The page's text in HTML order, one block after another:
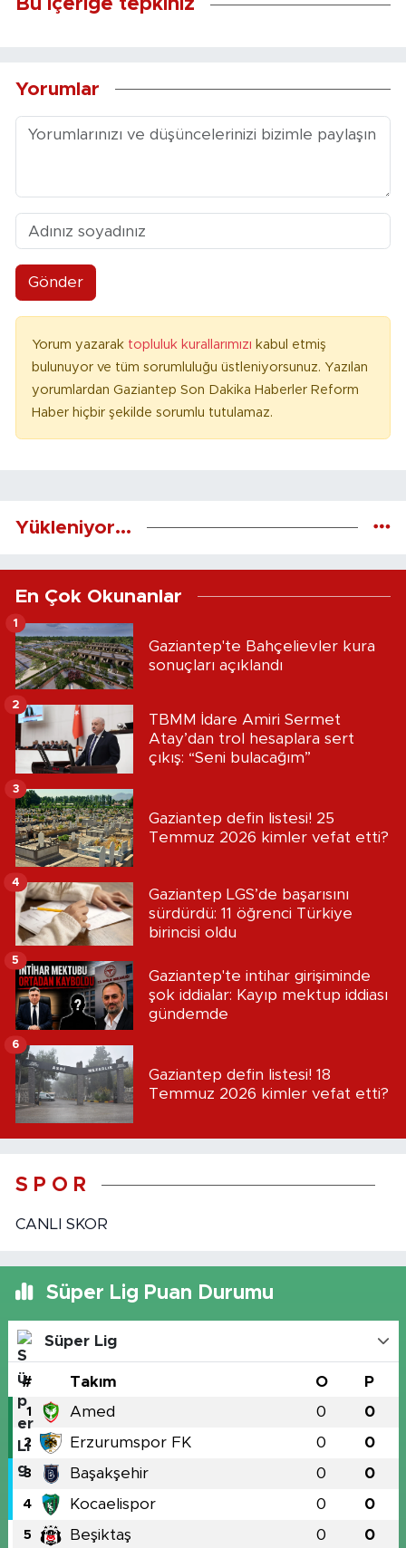
Bu içeriğe tepkiniz
Yorumlar
Gönder
Yorum yazarak topluluk kurallarımızı kabul etmiş
bulunuyor ve tüm sorumluluğu üstleniyorsunuz. Yazılan
yorumlardan Gaziantep Son Dakika Haberler Reform
Haber hiçbir şekilde sorumlu tutulamaz.
Yükleniyor...
En Çok Okunanlar
Gaziantep'te Bahçelievler kura
sonuçları açıklandı
1
TBMM İdare Amiri Sermet
Atay’dan trol hesaplara sert
çıkış: “Seni bulacağım”
2
Gaziantep defin listesi! 25
Temmuz 2026 kimler vefat etti?
3
Gaziantep LGS’de başarısını
sürdürdü: 11 öğrenci Türkiye
birincisi oldu
4
Gaziantep'te intihar girişiminde
şok iddialar: Kayıp mektup iddiası
gündemde
5
Gaziantep defin listesi! 18
Temmuz 2026 kimler vefat etti?
6
S P O R
CANLI SKOR
Süper Lig Puan Durumu
Süper Lig
# Takım O P
1 Amed 0 0
2 Erzurumspor FK 0 0
3 Başakşehir 0 0
4 Kocaelispor 0 0
5 Beşiktaş 0 0